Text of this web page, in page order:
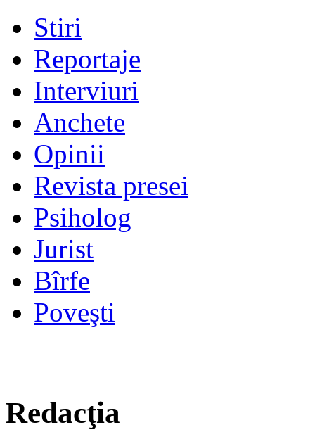
Stiri
Reportaje
Interviuri
Anchete
Opinii
Revista presei
Psiholog
Jurist
Bîrfe
Poveşti
Redacţia